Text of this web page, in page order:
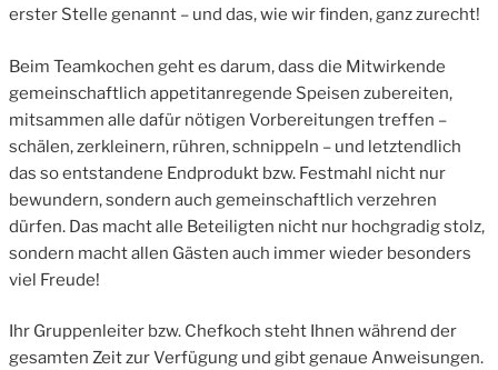
erster Stelle genannt – und das, wie wir finden, ganz zurecht!
Beim Teamkochen geht es darum, dass die Mitwirkende
gemeinschaftlich appetitanregende Speisen zubereiten,
mitsammen alle dafür nötigen Vorbereitungen treffen –
schälen, zerkleinern, rühren, schnippeln – und letztendlich
das so entstandene Endprodukt bzw. Festmahl nicht nur
bewundern, sondern auch gemeinschaftlich verzehren
dürfen. Das macht alle Beteiligten nicht nur hochgradig stolz,
sondern macht allen Gästen auch immer wieder besonders
viel Freude!
Ihr Gruppenleiter bzw. Chefkoch steht Ihnen während der
gesamten Zeit zur Verfügung und gibt genaue Anweisungen.